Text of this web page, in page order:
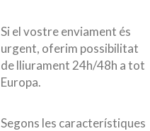
Si el vostre enviament és
urgent, oferim possibilitat
de lliurament 24h/48h a tot
Europa.
Segons les característiques